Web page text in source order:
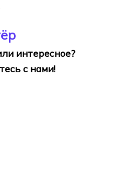
интересное?
с нами!